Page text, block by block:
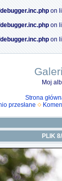
on
on
on
Moj
Strona
przesłane
PLIK